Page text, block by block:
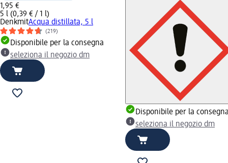
1,95 €
5 l (0,39 € / 1 l)
DenkmitAcqua distillata, 5 l
(219)
Disponibile per la consegna
seleziona il negozio dm
Disponibile per la
seleziona il negozio dm